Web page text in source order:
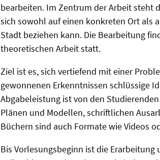
bearbeiten. Im Zentrum der Arbeit steht
sich sowohl auf einen konkreten Ort als
Stadt beziehen kann. Die Bearbeitung
theoretischen Arbeit statt.
Ziel ist es, sich vertiefend mit einer
gewonnenen Erkenntnissen schlüssige
Abgabeleistung ist von den
Plänen und Modellen, schriftlichen
Büchern sind auch Formate wie Videos
Bis Vorlesungsbeginn ist die